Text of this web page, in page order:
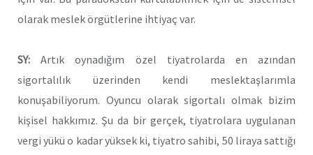
olarak meslek örgütlerine ihtiyaç var.
SY: Artık oynadığım özel tiyatrolarda en azından
sigortalılık üzerinden kendi meslektaşlarımla
konuşabiliyorum. Oyuncu olarak sigortalı olmak bizim
kişisel hakkımız. Şu da bir gerçek, tiyatrolara uygulanan
vergi yükü o kadar yüksek ki, tiyatro sahibi, 50 liraya sattığı